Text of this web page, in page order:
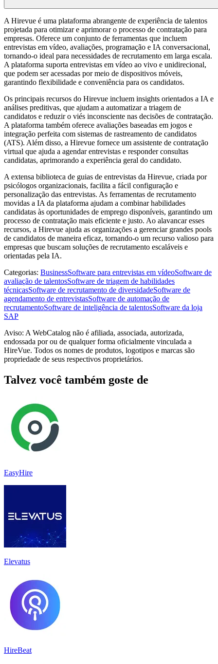
A Hirevue é uma plataforma abrangente de experiência de talentos
projetada para otimizar e aprimorar o processo de contratação para
empresas. Oferece um conjunto de ferramentas que incluem
entrevistas em vídeo, avaliações, programação e IA conversacional,
tornando-o ideal para necessidades de recrutamento em larga escala.
A plataforma suporta entrevistas em vídeo ao vivo e unidirecional,
que podem ser acessadas por meio de dispositivos móveis,
garantindo flexibilidade e conveniência para os candidatos.
Os principais recursos do Hirevue incluem insights orientados a IA e
análises preditivas, que ajudam a automatizar a triagem de
candidatos e reduzir o viés inconsciente nas decisões de contratação.
A plataforma também oferece avaliações baseadas em jogos e
integração perfeita com sistemas de rastreamento de candidatos
(ATS). Além disso, a Hirevue fornece um assistente de contratação
virtual que ajuda a agendar entrevistas e responder consultas
candidatas, aprimorando a experiência geral do candidato.
A extensa biblioteca de guias de entrevistas da Hirevue, criada por
psicólogos organizacionais, facilita a fácil configuração e
personalização das entrevistas. As ferramentas de recrutamento
movidas a IA da plataforma ajudam a combinar habilidades
candidatas às oportunidades de emprego disponíveis, garantindo um
processo de contratação mais eficiente e justo. Ao alavancar esses
recursos, a Hirevue ajuda as organizações a gerenciar grandes pools
de candidatos de maneira eficaz, tornando-o um recurso valioso para
empresas que buscam soluções de recrutamento escaláveis ​​e
orientadas pela IA.
Categorias: BusinessSoftware para entrevistas em vídeoSoftware de
avaliação de talentosSoftware de triagem de habilidades
técnicasSoftware de recrutamento de diversidadeSoftware de
agendamento de entrevistasSoftware de automação de
recrutamentoSoftware de inteligência de talentosSoftware da loja
SAP
Aviso: A WebCatalog não é afiliada, associada, autorizada,
endossada por ou de qualquer forma oficialmente vinculada a
HireVue. Todos os nomes de produtos, logotipos e marcas são
propriedade de seus respectivos proprietários.
Talvez você também goste de
EasyHire
Elevatus
HireBeat